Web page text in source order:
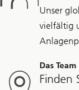
Unser
vielfältig
Das
Finden